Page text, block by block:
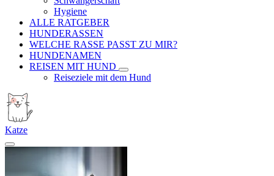
Hygiene
ALLE RATGEBER
HUNDERASSEN
WELCHE RASSE PASST ZU MIR?
HUNDENAMEN
REISEN MIT HUND
Reiseziele mit dem Hund
Katze